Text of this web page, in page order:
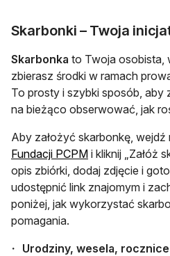
Skarbonki – Twoja
Skarbonka to Twoja osobista,
zbierasz środki w ramach
To prosty i szybki sposób, aby
na bieżąco obserwować, jak
Aby założyć skarbonkę, wejdź
Fundacji PCPMotwiera się w
i kliknij „Załóż
opis zbiórki, dodaj zdjęcie i
udostępnić link znajomym i
poniżej, jak wykorzystać
pomagania.
Urodziny, wesela, rocznice